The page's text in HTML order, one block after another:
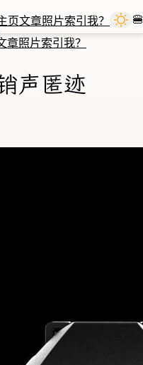
页文章照片索引 我？
🍔
章照片索引 我？
声匿迹